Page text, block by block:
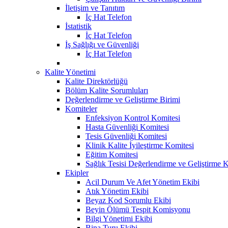
İletişim ve Tanıtım
İç Hat Telefon
İstatistik
İç Hat Telefon
İş Sağlığı ve Güvenliği
İç Hat Telefon
Kalite Yönetimi
Kalite Direktörlüğü
Bölüm Kalite Sorumluları
Değerlendirme ve Geliştirme Birimi
Komiteler
Enfeksiyon Kontrol Komitesi
Hasta Güvenliği Komitesi
Tesis Güvenliği Komitesi
Klinik Kalite İyileştirme Komitesi
Eğitim Komitesi
Sağlık Tesisi Değerlendirme ve Geliştirme
Ekipler
Acil Durum Ve Afet Yönetim Ekibi
Atık Yönetim Ekibi
Beyaz Kod Sorumlu Ekibi
Beyin Ölümü Tespit Komisyonu
Bilgi Yönetimi Ekibi